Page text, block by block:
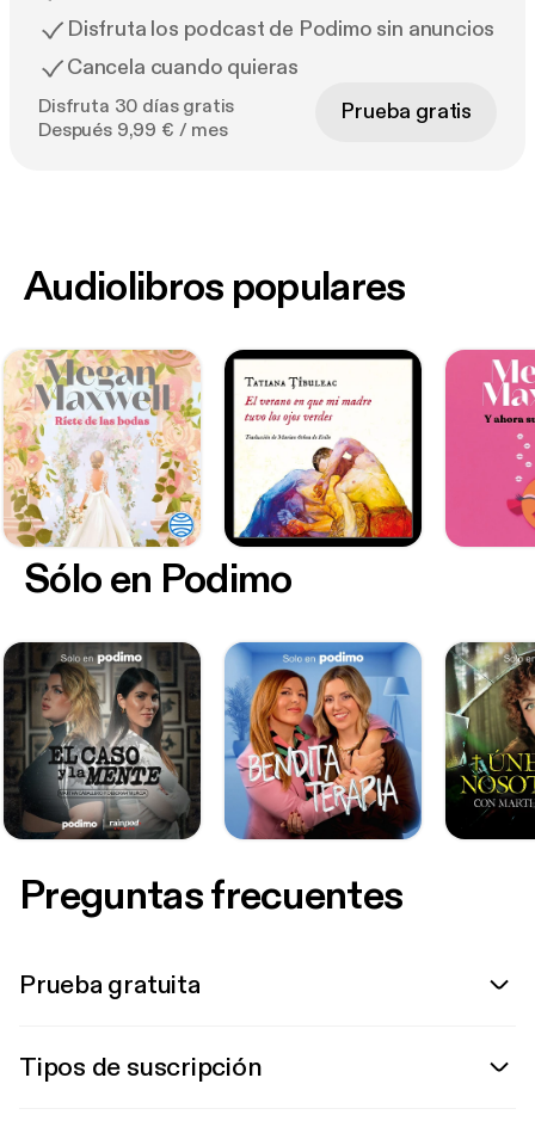
Disfruta los podcast de Podimo sin anuncios
Cancela cuando quieras
Disfruta 30 días gratis
Después 9,99 € / mes
Prueba gratis
Sólo en Podimo
Audiolibros populares
Preguntas frecuentes
Prueba gratuita
Tipos de suscripción